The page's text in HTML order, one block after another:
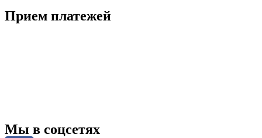
Прием платежей
Мы в соцсетях